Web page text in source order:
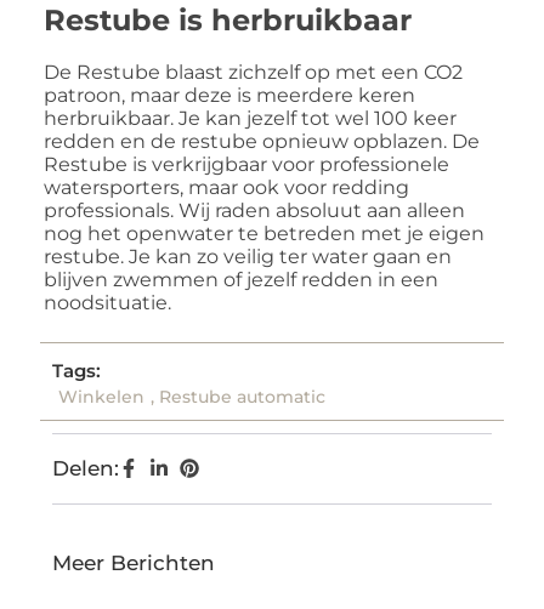
Restube is herbruikbaar
De Restube blaast zichzelf op met een CO2
patroon, maar deze is meerdere keren
herbruikbaar. Je kan jezelf tot wel 100 keer
redden en de restube opnieuw opblazen. De
Restube is verkrijgbaar voor professionele
watersporters, maar ook voor redding
professionals. Wij raden absoluut aan alleen
nog het openwater te betreden met je eigen
restube. Je kan zo veilig ter water gaan en
blijven zwemmen of jezelf redden in een
noodsituatie.
Tags:
Winkelen , Restube automatic
Delen:
Meer Berichten